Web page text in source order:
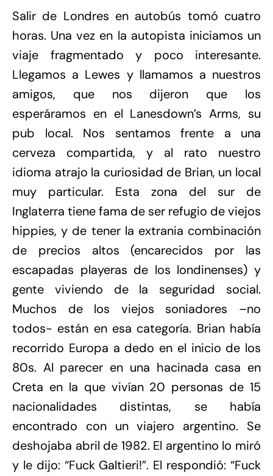
Salir de Londres en autobús tomó cuatro
horas. Una vez en la autopista iniciamos un
viaje fragmentado y poco interesante.
Llegamos a Lewes y llamamos a nuestros
amigos, que nos dijeron que los
esperáramos en el Lanesdown’s Arms, su
pub local. Nos sentamos frente a una
cerveza compartida, y al rato nuestro
idioma atrajo la curiosidad de Brian, un local
muy particular. Esta zona del sur de
Inglaterra tiene fama de ser refugio de viejos
hippies, y de tener la extrania combinación
de precios altos (encarecidos por las
escapadas playeras de los londinenses) y
gente viviendo de la seguridad social.
Muchos de los viejos soniadores –no
todos- están en esa categoría. Brian había
recorrido Europa a dedo en el inicio de los
80s. Al parecer en una hacinada casa en
Creta en la que vivían 20 personas de 15
nacionalidades distintas, se había
encontrado con un viajero argentino. Se
deshojaba abril de 1982. El argentino lo miró
y le dijo: “Fuck Galtieri!”. El respondió: “Fuck